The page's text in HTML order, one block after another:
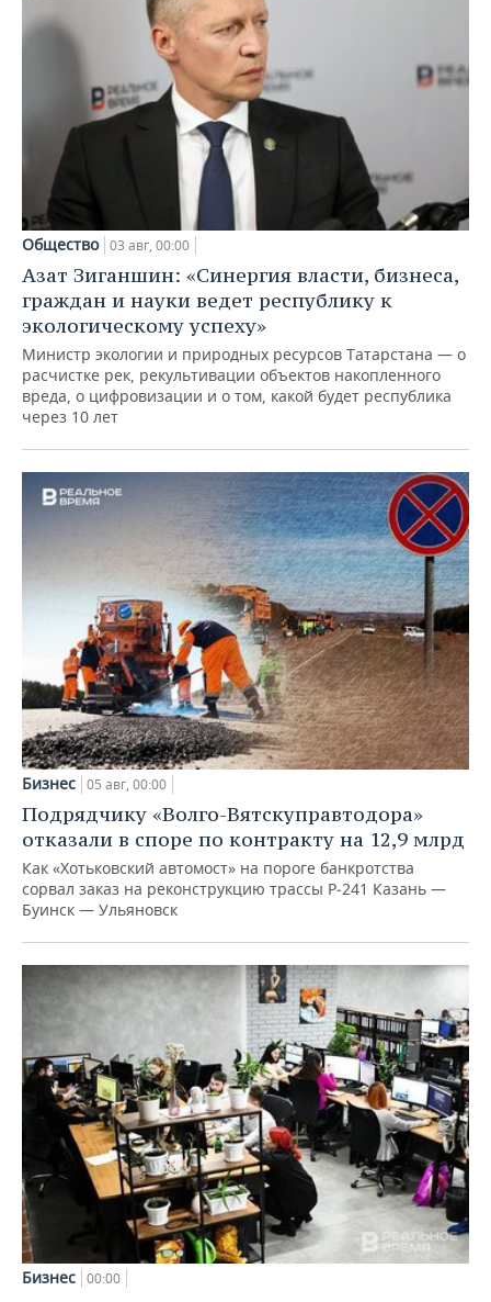
Общество 03 авг, 00:00
Азат Зиганшин: «Синергия власти, бизнеса,
граждан и науки ведет республику к
экологическому успеху»
Министр экологии и природных ресурсов Татарстана — о
расчистке рек, рекультивации объектов накопленного
вреда, о цифровизации и о том, какой будет республика
через 10 лет
Бизнес 05 авг, 00:00
Подрядчику «Волго-Вятскуправтодора»
отказали в споре по контракту на 12,9 млрд
Как «Хотьковский автомост» на пороге банкротства
сорвал заказ на реконструкцию трассы Р‑241 Казань —
Буинск — Ульяновск
Бизнес 00:00